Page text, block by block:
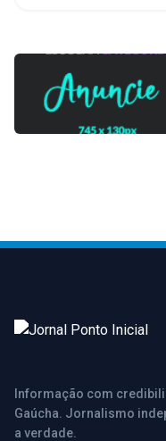
Informação com
Gaúcha. Jornalismo
a verdade.